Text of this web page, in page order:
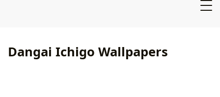
Dangai Ichigo Wallpapers